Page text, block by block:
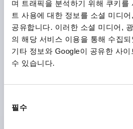
며 트래픽을 분석하기 위해 쿠키를
트 사용에 대한 정보를 소셜 미디
공유합니다. 이러한 소셜 미디어,
의 해당 서비스 이용을 통해 수집
기타 정보와 Google이 공유한 사
수 있습니다.
필수
TENSION LEVER SIZE:2 M12,
THREAD TYPE=INTERNAL THREAD